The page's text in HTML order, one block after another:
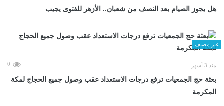
هل يجوز الصيام بعد النصف من شعبان.. الأزهر للفتوى يجيب
غير مصنف
منذ 3 أشهر 0
بعثة حج الجمعيات ترفع درجات الاستعداد عقب وصول جميع الحجاج لمكة
المكرمة